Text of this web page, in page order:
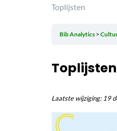
Toplijsten
Bib Analytics
Toplijsten
Laatste wijziging: 19